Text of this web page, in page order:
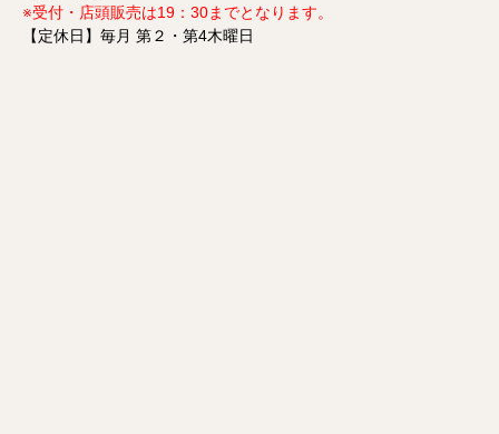
※受付・店頭販売は19：30までとなります。
【定休日】毎月 第２・第4木曜日